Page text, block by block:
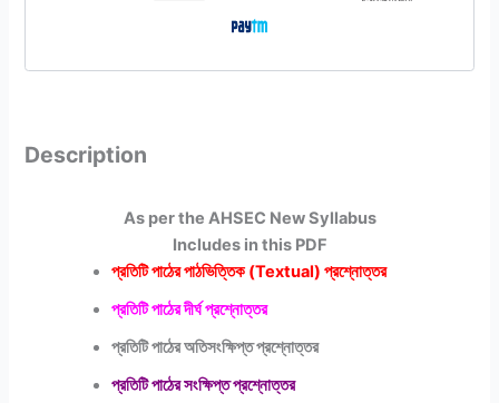
Description
As per the AHSEC New Syllabus
Includes in this PDF
প্রতিটি পাঠের পাঠভিত্তিক (Textual) প্রশ্নোত্তর
প্রতিটি পাঠের দীর্ঘ প্রশ্নোত্তর
প্রতিটি পাঠের অতিসংক্ষিপ্ত প্রশ্নোত্তর
প্রতিটি পাঠের সংক্ষিপ্ত প্রশ্নোত্তর